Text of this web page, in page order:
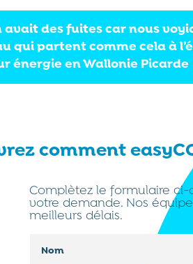
avait des fuites car nous
qui partent comme cela à
énergie en Wallonie Picarde
comment
Complètez le formulaire
votre demande. Nos
meilleurs délais.